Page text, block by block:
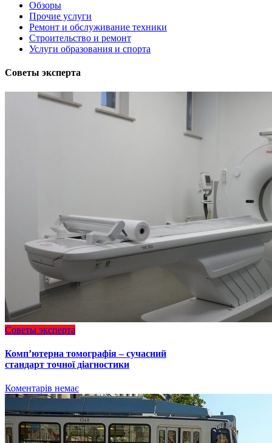
Обзоры
Прочие услуги
Ремонт и обслуживание техники
Строительство и ремонт
Услуги образования и спорта
Советы эксперта
Советы эксперта
Комп’ютерна томографія – сучасний
стандарт точної діагностики
Коментарів немає